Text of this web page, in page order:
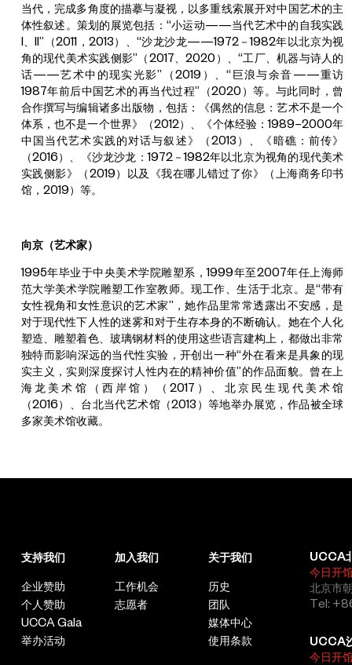
当代，完成多角度的描摹与凝视，以多重线索展开对中国艺术的主
体性叙述。策划的展览包括：“小运动——当代艺术中的自我实践
I、II”（2011，2013）、“沙龙沙龙——1972－1982年以北京为视
角的现代美术实践侧影”（2017、2020）、“工厂、机器与诗人的
话——艺术中的现实光影”（2019）、“巨浪与余音——重访
1987年前后中国艺术的再当代过程”（2020）等。与此同时，曾
合作撰写与编辑诸多出版物，包括：《偶然的信息：艺术不是一个
体系，也不是一个世界》（2012）、《个体经验：1989–2000年
中国当代艺术实践的对话与叙述》（2013）、《暗礁：前传》
（2016）、《沙龙沙龙：1972－1982年以北京为视角的现代美术
实践侧影》（2019）以及《我在哪儿错过了你》（上海商务印书
馆，2019）等。
向京（艺术家）
1995年毕业于中央美术学院雕塑系，1999年至2007年任上海师
范大学美术学院雕塑工作室教师。现工作、生活于北京。是“带有
女性视角和女性意识的艺术家”，她作品里常常透露出不安感，是
对于现代性下人性的迷雾和对于生存本身的不断确认。她在个人化
塑造、雕塑着色、玻璃钢材料的使用这些语言建构上，都做出非常
独特而影响深远的当代性实验，开创出一种“外在看来是具象的现
实主义，实则深度探讨人性内在的精神价值”的作品面貌。曾在上
海龙美术馆（西岸馆）（2017）、北京民生现代美术馆
（2016）、台北当代艺术馆（2013）等地举办展览，作品被全球
多家美术馆收藏。
支持我们
企业赞助
个人赞助
UCCA Gala
举办活动
加入我们
工作机会
志愿者
关于我们
历史
团队
媒体中心
使用条款
UCCA
今日开
北京市
Tel:
UCCA
今日开